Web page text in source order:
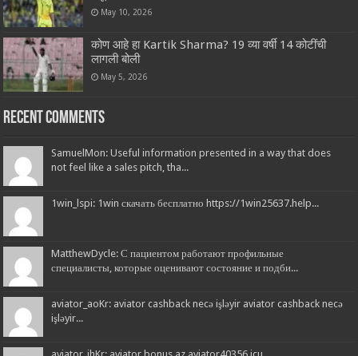
May 10, 2026
कोण आहे हा Kartik Sharma? 19 व्या वर्षी 14 कोटींची
लागली बोली
May 5, 2026
Recent Comments
SamuelMon: Useful information presented in a way that does
not feel like a sales pitch, tha...
1win_lspi: 1win скачать бесплатно https://1win25637.help...
MatthewDycle: С пациентом работают профильные
специалисты, которые оценивают состояние и подби...
aviator_aoKr: aviator cashback necə işləyir aviator cashback necə
işləyir...